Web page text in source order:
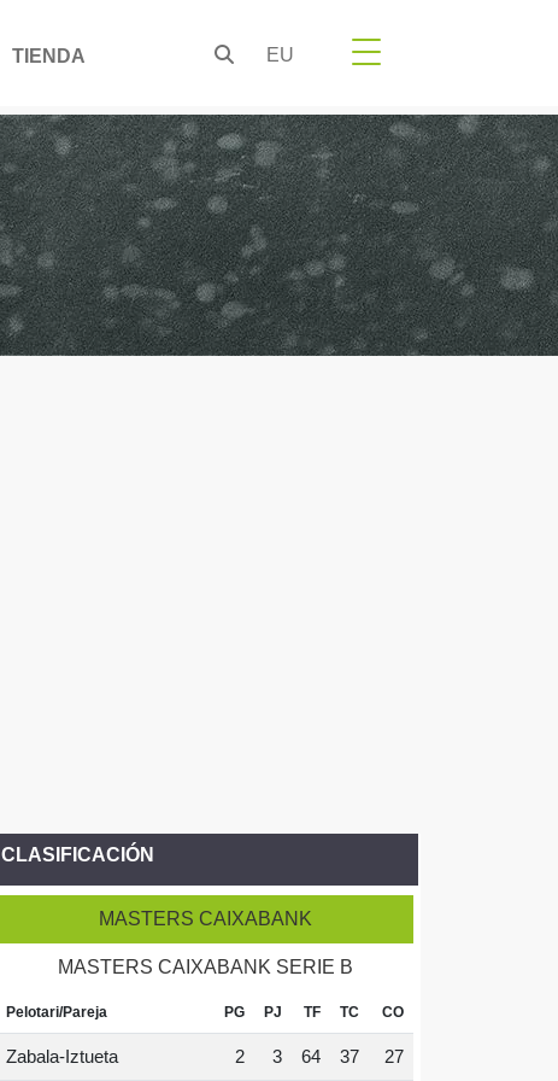
TIENDA EU
CLASIFICACIÓN
MASTERS CAIXABANK
MASTERS CAIXABANK SERIE B
Pelotari/Pareja PG PJ TF TC CO
Zabala-Iztueta 2 3 64 37 27